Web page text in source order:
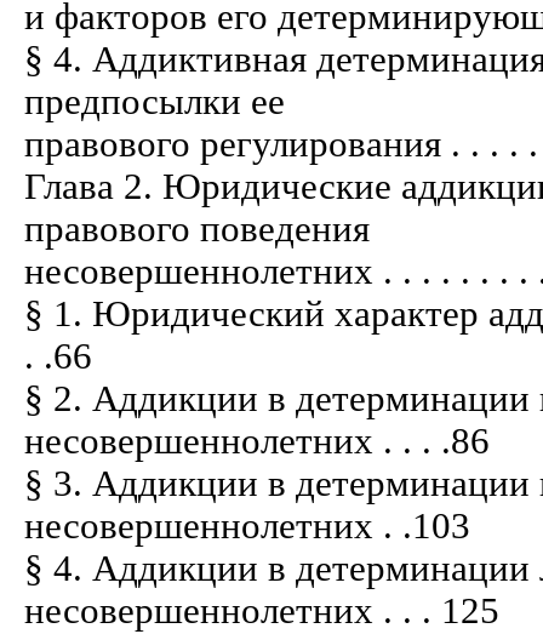
и факторов его
§ 4. Аддиктивная
предпосылки ее
правового регулирования . . .
Глава 2. Юридические
правового поведения
несовершеннолетних . . . . . . .
§ 1. Юридический характер
. .66
§ 2. Аддикции в детерминации
несовершеннолетних . . . .86
§ 3. Аддикции в детерминации
несовершеннолетних . .103
§ 4. Аддикции в детерминации
несовершеннолетних . . . 125